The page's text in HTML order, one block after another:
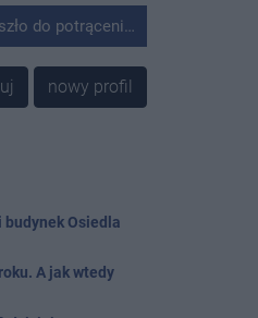
Mercedesem.
nowy profil
Osiedla
A jak wtedy